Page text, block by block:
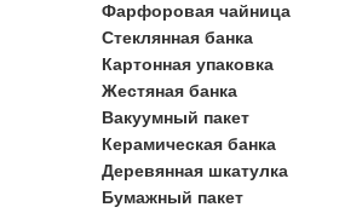
Фарфоровая чайница
Стеклянная банка
Картонная упаковка
Жестяная банка
Вакуумный пакет
Керамическая банка
Деревянная шкатулка
Бумажный пакет